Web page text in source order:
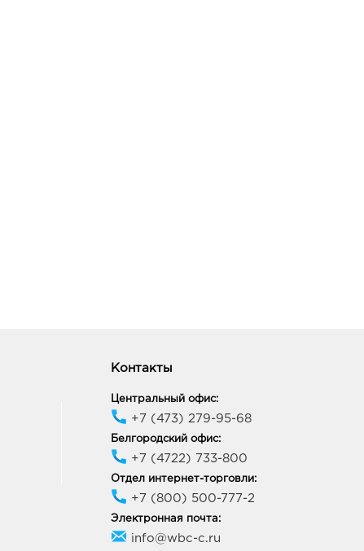
Контакты
Центральный офис:
+7 (473) 279-95-68
Белгородский офис:
+7 (4722) 733-800
Отдел интернет-торговли:
+7 (800) 500-777-2
Электронная почта:
info@wbc-c.ru